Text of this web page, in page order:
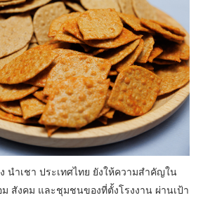
นำเชา ประเทศไทย ยังให้ความสำคัญใน
สังคม และชุมชนของที่ตั้งโรงงาน ผ่านเป้า